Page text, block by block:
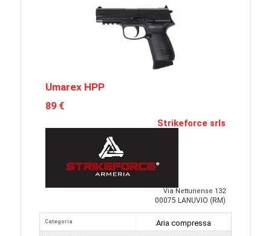
Umarex HPP
89 €
Strikeforce srls
Via Nettunense 132
00075 LANUVIO (RM)
Categoria
Aria compressa